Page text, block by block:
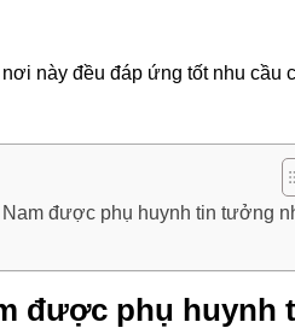
này đều đáp ứng tốt nhu cầu
được phụ huynh tin tưởng
được phụ